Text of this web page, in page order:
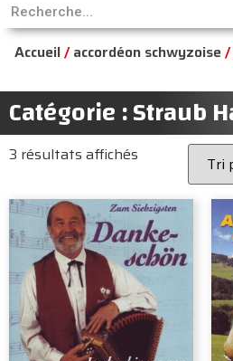
Accueil/accordéon schwyzoise/
Catégorie : Straub
3 résultats affichés